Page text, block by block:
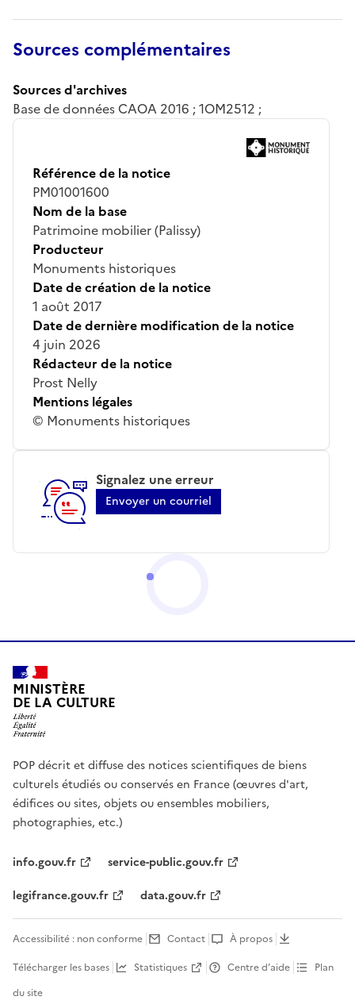
Sources complémentaires
Sources d'archives
Base de données CAOA 2016 ; 1OM2512 ;
Référence de la notice
PM01001600
Nom de la base
Patrimoine mobilier (Palissy)
Producteur
Monuments historiques
Date de création de la notice
1 août 2017
Date de dernière modification de la notice
4 juin 2026
Rédacteur de la notice
Prost Nelly
Mentions légales
© Monuments historiques
Signalez une erreur
Envoyer un courriel
MINISTÈRE
DE LA CULTURE
POP décrit et diffuse des notices scientifiques de biens
culturels étudiés ou conservés en France (œuvres d'art,
édifices ou sites, objets ou ensembles mobiliers,
photographies, etc.)
info.gouv.fr
service-public.gouv.fr
legifrance.gouv.fr
data.gouv.fr
Accessibilité : non conforme Contact
À propos
Télécharger les bases
Statistiques Centre d’aide
Plan
du site